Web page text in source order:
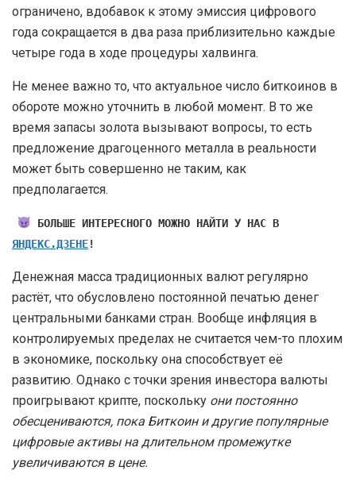
ограничено, вдобавок к этому эмиссия цифрового
года сокращается в два раза приблизительно каждые
четыре года в ходе процедуры халвинга.
Не менее важно то, что актуальное число биткоинов в
обороте можно уточнить в любой момент. В то же
время запасы золота вызывают вопросы, то есть
предложение драгоценного металла в реальности
может быть совершенно не таким, как
предполагается.
БОЛЬШЕ ИНТЕРЕСНОГО МОЖНО НАЙТИ У НАС В
ЯНДЕКС.ДЗЕНЕ!
Денежная масса традиционных валют регулярно
растёт, что обусловлено постоянной печатью денег
центральными банками стран. Вообще инфляция в
контролируемых пределах не считается чем-то плохим
в экономике, поскольку она способствует её
развитию. Однако с точки зрения инвестора валюты
проигрывают крипте, поскольку они постоянно
обесцениваются, пока Биткоин и другие популярные
цифровые активы на длительном промежутке
увеличиваются в цене.